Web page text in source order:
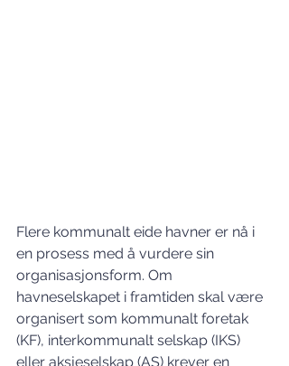
Flere kommunalt eide havner er nå i
en prosess med å vurdere sin
organisasjonsform. Om
havneselskapet i framtiden skal være
organisert som kommunalt foretak
(KF), interkommunalt selskap (IKS)
eller aksjeselskap (AS) krever en